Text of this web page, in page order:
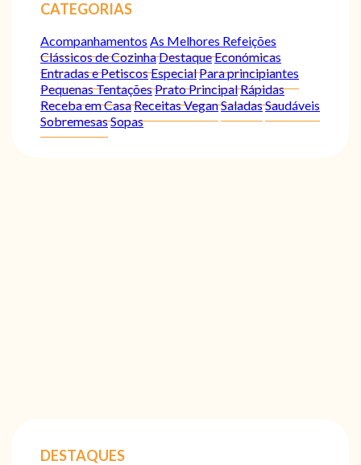
CATEGORIAS
Acompanhamentos As Melhores Refeições
Clássicos de CozinhaDestaqueEconómicas
Entradas e PetiscosEspecialPara principiantes
Pequenas TentaçõesPrato PrincipalRápidas
Receba em CasaReceitas VeganSaladasSaudáveis
SobremesasSopas
DESTAQUES